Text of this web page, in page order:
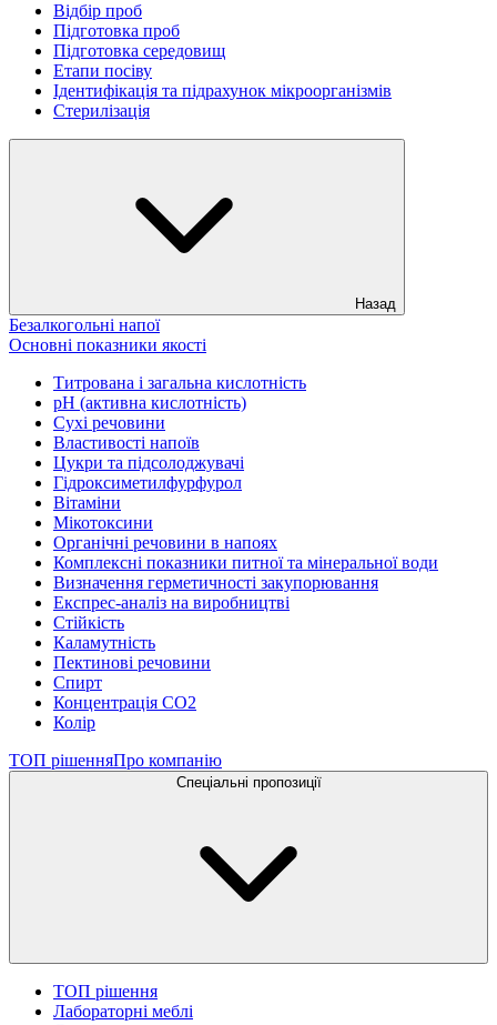
Відбір проб
Підготовка проб
Підготовка середовищ
Етапи посіву
Ідентифікація та підрахунок мікроорганізмів
Стерилізація
Назад
Безалкогольні напої
Основні показники якості
Титрована і загальна кислотність
рН (активна кислотність)
Сухі речовини
Властивості напоїв
Цукри та підсолоджувачі
Гідроксиметилфурфурол
Вітаміни
Мікотоксини
Органічні речовини в напоях
Комплексні показники питної та мінеральної води
Визначення герметичності закупорювання
Експрес-аналіз на виробництві
Стійкість
Каламутність
Пектинові речовини
Спирт
Концентрація СО2
Колір
ТОП рішенняПро компанію
Спеціальні пропозиції
ТОП рішення
Лабораторні меблі